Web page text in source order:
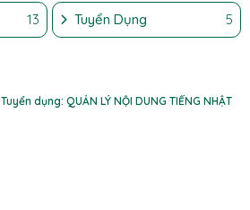
13 Tuyển Dụng 5
Tuyển dụng: QUẢN LÝ NỘI DUNG TIẾNG NHẬT